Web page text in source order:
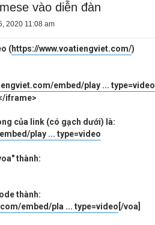
vào diễn đàn
2020 11:08 am
(https://www.voatiengviet.com/)
embed/play ... type=video
iframe>
của link (có gạch dưới) là:
play ... type=video
thành:
thành:
embed/pla ... type=video [/voa]